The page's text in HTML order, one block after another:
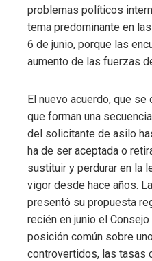
problemas políticos
tema predominante en
6 de junio, porque las
aumento de las fuerzas
El nuevo acuerdo, que
que forman una
del solicitante de asilo
ha de ser aceptada o
sustituir y perdurar en la
vigor desde hace años.
presentó su propuesta
recién en junio el
posición común sobre
controvertidos, las tasas